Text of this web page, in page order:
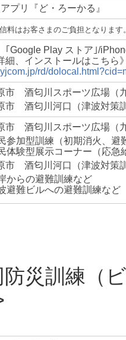
プリ『ど・ろーかる』
料はお客さまのご負担となります。
Google Play ストア｣/
細、インストールはこちら》
rd/
市 酒匂川スポーツ広場（
市 酒匂川河口（津波対策訓
市 酒匂川スポーツ広場（
参加型訓練（初期消火、避
体験型展示コーナー（応急
市 酒匂川河口（津波対策訓
からの避難訓練など
避難ビルへの避難訓練など
防災訓練（